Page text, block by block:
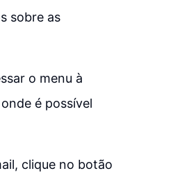
sobre as
o menu à
é possível
clique no botão